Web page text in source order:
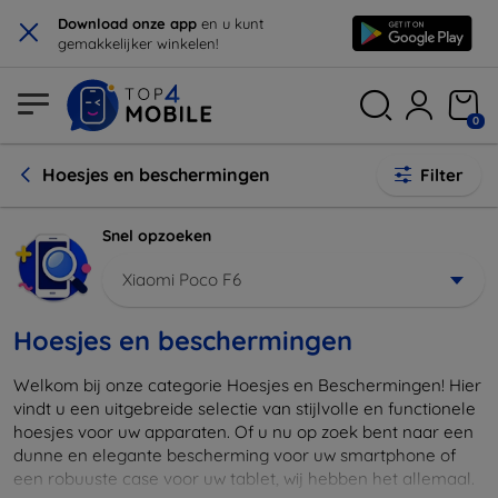
× Download onze app en u kunt
gemakkelijker winkelen!
0
Hoesjes en beschermingen Filter
Snel opzoeken
Xiaomi Poco F6
Hoesjes en beschermingen
Welkom bij onze categorie Hoesjes en Beschermingen! Hier
vindt u een uitgebreide selectie van stijlvolle en functionele
hoesjes voor uw apparaten. Of u nu op zoek bent naar een
dunne en elegante bescherming voor uw smartphone of
een robuuste case voor uw tablet, wij hebben het allemaal.